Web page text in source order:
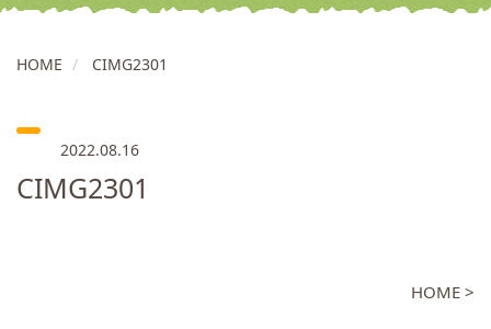
HOME CIMG2301
2022.08.16
CIMG2301
HOME >